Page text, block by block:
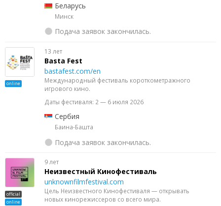
Беларусь
Минск
Подача заявок закончилась.
online
13 лет
Basta Fest
bastafest.com/en
Международный фестиваль короткометражного
игрового кино.
Даты фестиваля: 2 — 6 июля 2026
Сербия
Баина-Башта
Подача заявок закончилась.
official
online
9 лет
Неизвестный Кинофестиваль
unknownfilmfestival.com
Цель Неизвестного Кинофестиваля — открывать
новых кинорежиссеров со всего мира.